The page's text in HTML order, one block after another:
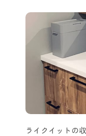
ライクイットの